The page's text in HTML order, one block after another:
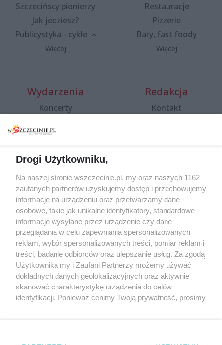
Szczecińscy pionierzy
Jak jedziesz?
Publicystyka - cykle
Więcej
Restauracje
Pizzerie
Bary, fast foody
Więcej
Wydarzenia
Koncerty
Spacery i oprowadzania
targi
Wernisaże
Więcej
Redakcja
Kontakt
Specjalny koncert z okazji
20. urodzin portalu
wSzczecinie.pl
Regulamin konkursów
śniadaniówka "Hej
Szczecin! Jest piątek!"
Partnerzy
Praca Szczecin
Drogi Użytkowniku,
Na naszej stronie wszczecinie.pl, my oraz naszych 1162
zaufanych partnerów uzyskujemy dostęp i przechowujemy
informacje na urządzeniu oraz przetwarzamy dane
osobowe, takie jak unikalne identyfikatory, standardowe
informacje wysyłane przez urządzenie czy dane
przeglądania w celu zapewniania spersonalizowanych
reklam, wybór spersonalizowanych treści, pomiar reklam i
treści, badanie odbiorców oraz ulepszanie usług. Za zgodą
Użytkownika my i Zaufani Partnerzy możemy używać
dokładnych danych geolokalizacyjnych oraz aktywnie
skanować charakterystykę urządzenia do celów
identyfikacji. Ponieważ cenimy Twoją prywatność, prosimy
prywatności znajdujący się w lewym dolnym rogu strony